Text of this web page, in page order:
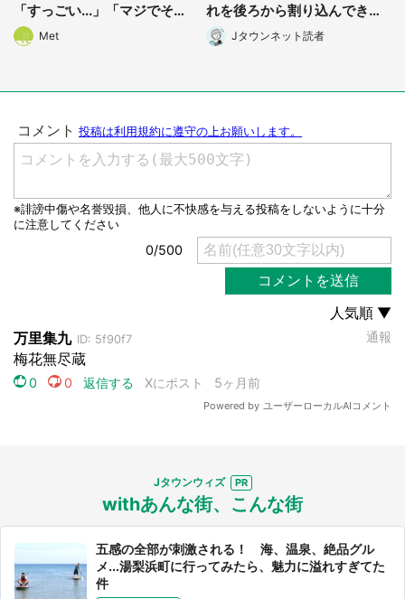
選択する
「すっごい...」「マジでそ
う」Met
れを後ろから割り込んできた
オジサンが...」（千葉県・40
代女性）
Jタウンネット読者
Jタウンウィズ
withあんな街、こんな街
五感の全部が刺激される！ 海、温泉、絶品グル
メ...湯梨浜町に行ってみたら、魅力に溢れすぎてた
件